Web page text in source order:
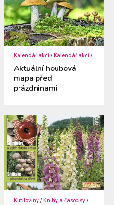
Kalendář akcí / Kalendář akcí /
Aktuální houbová
mapa před
prázdninami
Kutiloviny /Knihy a časopisy /